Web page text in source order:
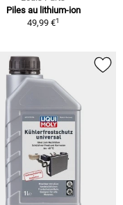
Piles au lithium-ion
49,99 €1